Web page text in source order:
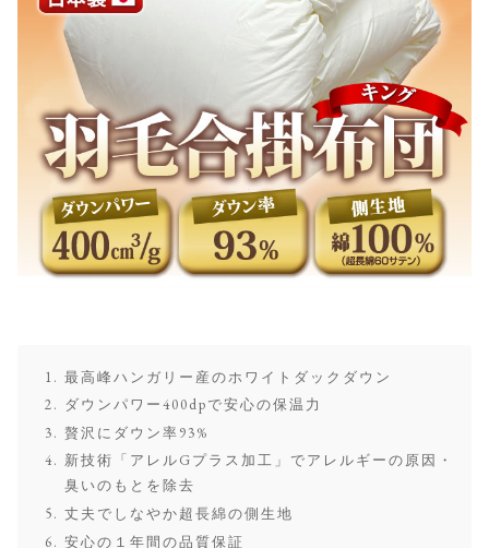
最高峰ハンガリー産のホワイトダックダウン
ダウンパワー400dpで安心の保温力
贅沢にダウン率93%
新技術「アレルGプラス加工」でアレルギーの原因・
臭いのもとを除去
丈夫でしなやか超長綿の側生地
安心の１年間の品質保証